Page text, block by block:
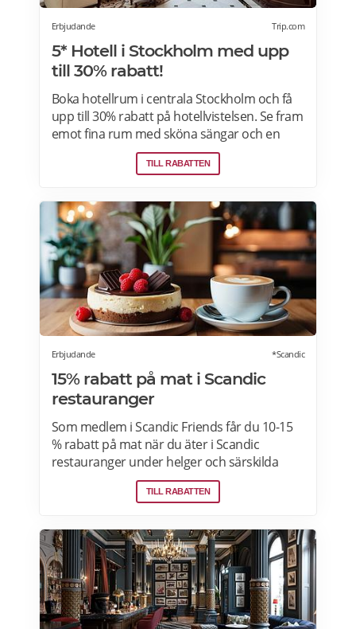
Erbjudande Trip.com
5* Hotell i Stockholm med upp
till 30% rabatt!
Boka hotellrum i centrala Stockholm och få
upp till 30% rabatt på hotellvistelsen. Se fram
emot fina rum med sköna sängar och en
härlig frukostbuffé och njut av allt som
staden har att erbjuda! Läs mer om
Stockholm här.
TILL RABATTEN
Erbjudande *Scandic
15% rabatt på mat i Scandic
restauranger
Som medlem i Scandic Friends får du 10-15
% rabatt på mat när du äter i Scandic
restauranger under helger och särskilda
helgdagar (vardagar). Rabatten gäller även i
hotellshoppen. Rabatt på mat gäller från
bara kommer förbi. Rabatten gäller på mat
men inte dryck. Du får ta med dig 5 vänner
(totalt 6 personer). Rabatten kan inte
kombineras med andra middagspaket och
erbjudanden, exempelvis vid julbord,
nyårspaket eller after work. Undantag gäller
TILL RABATTEN